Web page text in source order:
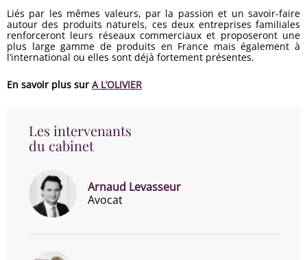
Les intervenants
du cabinet
Arnaud Levasseur
Avocat
Liés par les mêmes valeurs, par la passion et un savoir-faire
autour des produits naturels, ces deux entreprises familiales
renforceront leurs réseaux commerciaux et proposeront une
plus large gamme de produits en France mais également à
l’international ou elles sont déjà fortement présentes.
En savoir plus sur A L’OLIVIER